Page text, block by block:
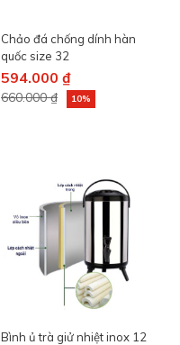
Chảo đá chống dính hàn
quốc size 32
594.000 ₫
660.000 ₫ 10%
Bình ủ trà giử nhiệt inox 12